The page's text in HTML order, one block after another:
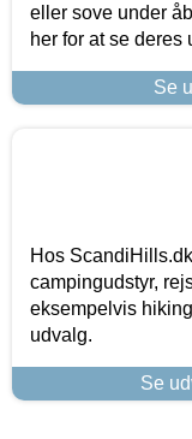
eller sove under
her for at se deres
Se
Hos
campingudstyr,
eksempelvis
udvalg.
Se